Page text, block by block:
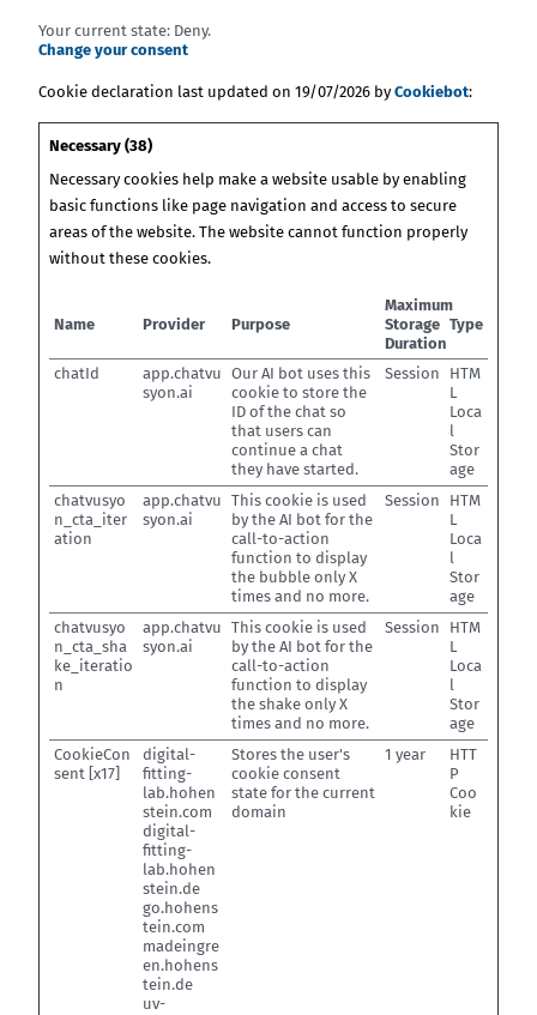
Your current state: Deny.
Change your consent
Cookie declaration last updated on 19/07/2026 byCookiebot:
Necessary (38)
Necessary cookies help make a website usable by enabling
basic functions like page navigation and access to secure
areas of the website. The website cannot function properly
without these cookies.
Name Provider Purpose
Maximum
Storage
Duration
Type
chatId
app.chatvu
syon.ai
Our AI bot uses this
cookie to store the
ID of the chat so
that users can
continue a chat
they have started.
Session
HTM
L
Loca
l
Stor
age
chatvusyo
n_cta_iter
ation
app.chatvu
syon.ai
This cookie is used
by the AI bot for the
call-to-action
function to display
the bubble only X
times and no more.
Session
HTM
L
Loca
l
Stor
age
chatvusyo
n_cta_sha
ke_iteratio
n
app.chatvu
syon.ai
This cookie is used
by the AI bot for the
call-to-action
function to display
the shake only X
times and no more.
Session
HTM
L
Loca
l
Stor
age
CookieCon
sent [x17]
digital-
fitting-
lab.hohen
stein.com
digital-
fitting-
lab.hohen
stein.de
go.hohens
tein.com
madeingre
en.hohens
tein.de
uv-
Stores the user's
cookie consent
state for the current
domain
1 year
HTT
P
Coo
kie